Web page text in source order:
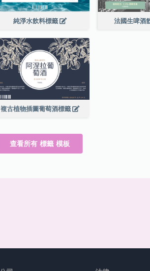
純淨水飲料標籤 法國生啤酒
複古植物插圖葡萄酒標籤
查看所有 標籤 模板